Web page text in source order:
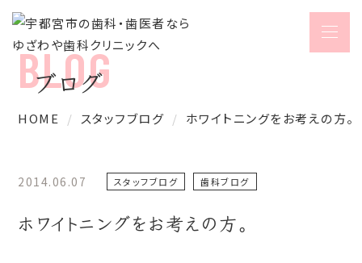
ブログ
HOME スタッフブログ ホワイトニングをお考えの方。
2014.06.07 スタッフブログ 歯科ブログ
ホワイトニングをお考えの方。